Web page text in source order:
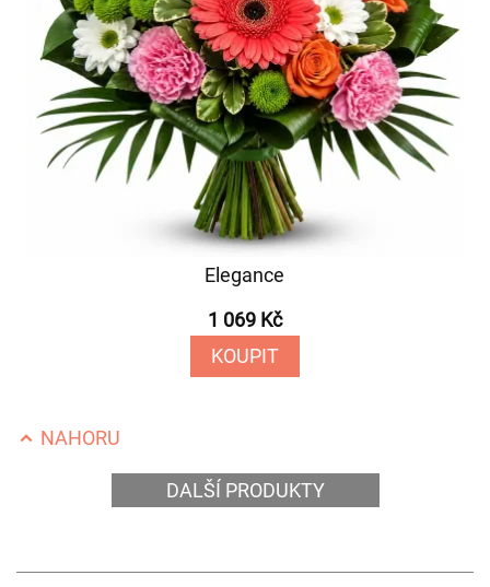
Elegance
1 069 Kč
KOUPIT
NAHORU
DALŠÍ PRODUKTY